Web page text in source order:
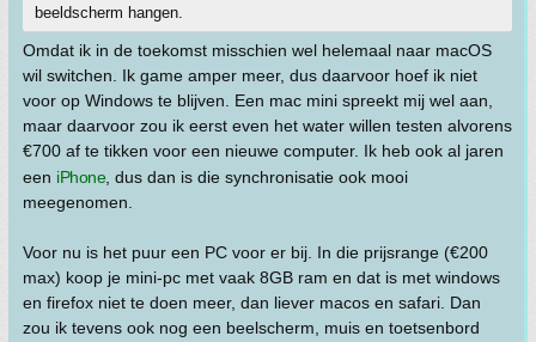
beeldscherm hangen.
Omdat ik in de toekomst misschien wel helemaal naar macOS
wil switchen. Ik game amper meer, dus daarvoor hoef ik niet
voor op Windows te blijven. Een mac mini spreekt mij wel aan,
maar daarvoor zou ik eerst even het water willen testen alvorens
€700 af te tikken voor een nieuwe computer. Ik heb ook al jaren
een iPhone, dus dan is die synchronisatie ook mooi
meegenomen.
Voor nu is het puur een PC voor er bij. In die prijsrange (€200
max) koop je mini-pc met vaak 8GB ram en dat is met windows
en firefox niet te doen meer, dan liever macos en safari. Dan
zou ik tevens ook nog een beelscherm, muis en toetsenbord